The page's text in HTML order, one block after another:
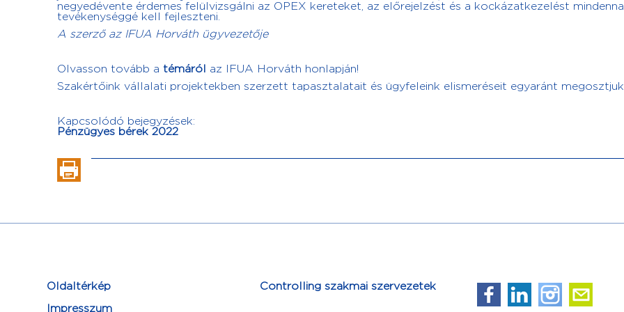
negyedévente érdemes felülvizsgálni az OPEX kereteket, az előrejelzést és a kockázatkezelést
tevékenységgé kell fejleszteni.
A szerző az IFUA Horváth ügyvezetője
Olvasson tovább a témáról
az IFUA Horváth honlapján!
Szakértőink vállalati projektekben szerzett tapasztalatait és ügyfeleink elismeréseit egyaránt
Kapcsolódó bejegyzések:
Pénzügyes bérek 2022
Oldaltérkép
Impresszum
Controlling szakmai szervezetek